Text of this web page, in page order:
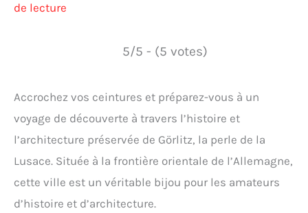
de lecture
5/5 - (5 votes)
Accrochez vos ceintures et préparez-vous à un
voyage de découverte à travers l’histoire et
l’architecture préservée de Görlitz, la perle de la
Lusace. Située à la frontière orientale de l’Allemagne,
cette ville est un véritable bijou pour les amateurs
d’histoire et d’architecture.